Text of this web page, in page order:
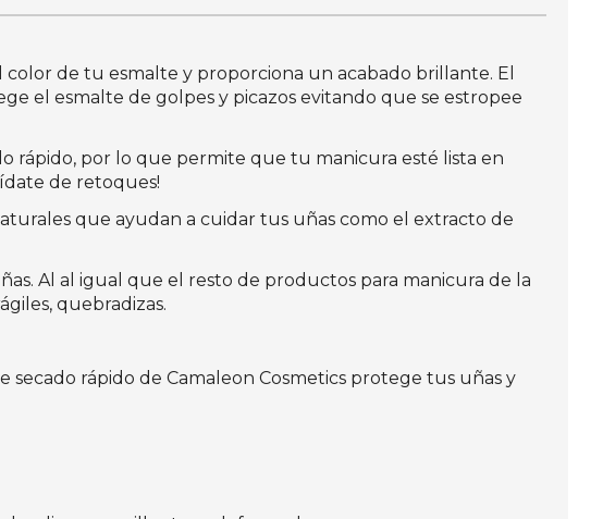
de tu esmalte y proporciona un acabado brillante. El
el esmalte de golpes y picazos evitando que se estropee
rápido, por lo que permite que tu manicura esté lista en
de retoques!
que ayudan a cuidar tus uñas como el extracto de
Al al igual que el resto de productos para manicura de la
quebradizas.
rápido de Camaleon Cosmetics protege tus uñas y